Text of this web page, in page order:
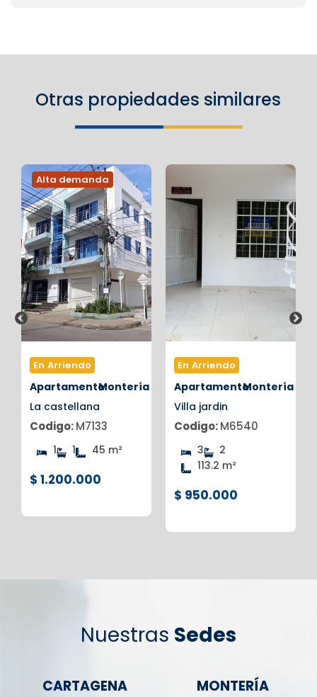
Otras propiedades similares
Alta demanda
En Arriendo
ApartamentoMontería
La castellana
Codigo:M7133
1 1 45 m²
$ 1.200.000
En Arriendo
ApartamentoMontería
Villa jardin
Codigo:M6540
3
2
113.2 m²
$ 950.000
Nuestras Sedes
CARTAGENA MONTERÍA